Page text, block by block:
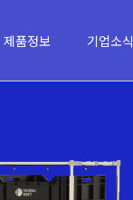
제품정보 기업소식